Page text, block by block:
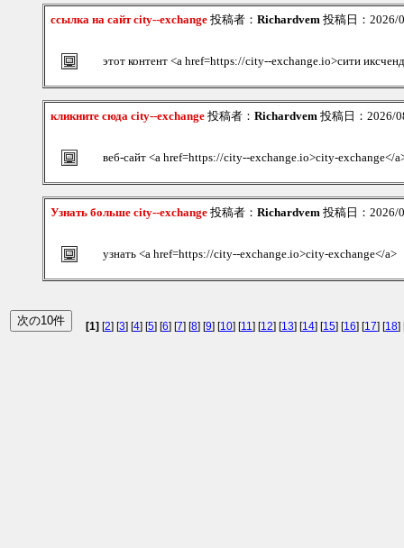
ссылка на сайт city--exchange 投稿者： Richardvem 投稿日：2026/
этот контент <a href=https://city--exchange.io>сити
кликните сюда city--exchange 投稿者： Richardvem 投稿日：2026/
веб-сайт <a href=https://city--exchange.io>city-exchange</
Узнать больше city--exchange 投稿者： Richardvem 投稿日：2026/
узнать <a href=https://city--exchange.io>city-exchange</a>
[1] [2] [3] [4] [5] [6] [7] [8] [9] [10] [11] [12] [13] [14] [15] [16] [17] [18]